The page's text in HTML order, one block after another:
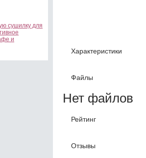
сушилку для
и
Характеристики
Файлы
Нет файлов
Рейтинг
Отзывы